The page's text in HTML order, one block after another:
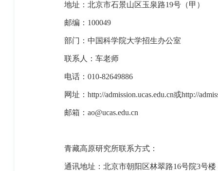
地址：北京市石景山区玉泉路19号（甲）
邮编：100049
部门：中国科学院大学招生办公室
联系人：车老师
电话：010-82649886
网址： http://admission.ucas.edu.cn或http://
邮箱：ao@ucas.edu.cn
青藏高原研究所联系方式：
通讯地址：北京市朝阳区林翠路16号院3号